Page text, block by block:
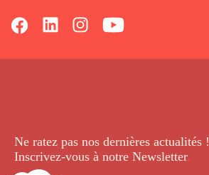
Ne ratez pas nos dernières actualités !
Inscrivez-vous à notre Newsletter.